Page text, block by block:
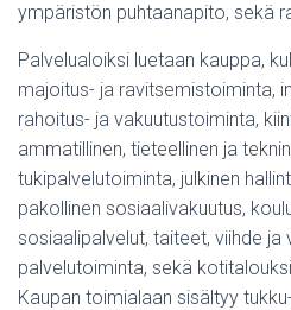
ympäristön puhtaanapito, sekä
Palvelualoiksi luetaan kauppa,
majoitus- ja ravitsemistoiminta,
rahoitus- ja vakuutustoiminta,
ammatillinen, tieteellinen ja
tukipalvelutoiminta, julkinen
pakollinen sosiaalivakuutus,
sosiaalipalvelut, taiteet, viihde ja
palvelutoiminta, sekä
Kaupan toimialaan sisältyy